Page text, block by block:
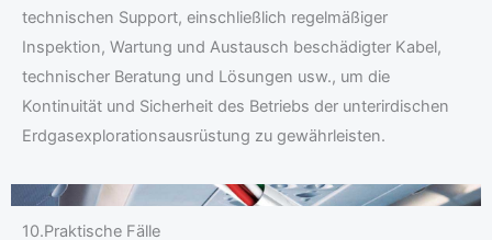
technischen Support, einschließlich regelmäßiger
Inspektion, Wartung und Austausch beschädigter Kabel,
technischer Beratung und Lösungen usw., um die
Kontinuität und Sicherheit des Betriebs der unterirdischen
Erdgasexplorationsausrüstung zu gewährleisten.
10.Praktische Fälle